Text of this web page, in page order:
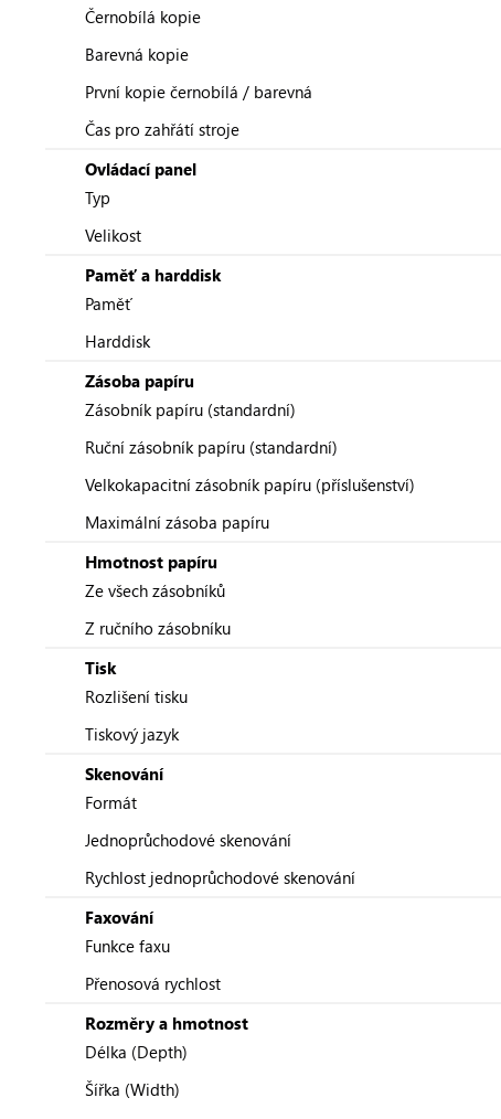
Černobílá kopie
Barevná kopie
První kopie černobílá / barevná
Čas pro zahřátí stroje
Ovládací panel
Typ
Velikost
Paměť a harddisk
Paměť
Harddisk
Zásoba papíru
Zásobník papíru (standardní)
Ruční zásobník papíru (standardní)
Velkokapacitní zásobník papíru (příslušenství)
Maximální zásoba papíru
Hmotnost papíru
Ze všech zásobníků
Z ručního zásobníku
Tisk
Rozlišení tisku
Tiskový jazyk
Skenování
Formát
Jednoprůchodové skenování
Rychlost jednoprůchodové skenování
Faxování
Funkce faxu
Přenosová rychlost
Rozměry a hmotnost
Délka (Depth)
Šířka (Width)